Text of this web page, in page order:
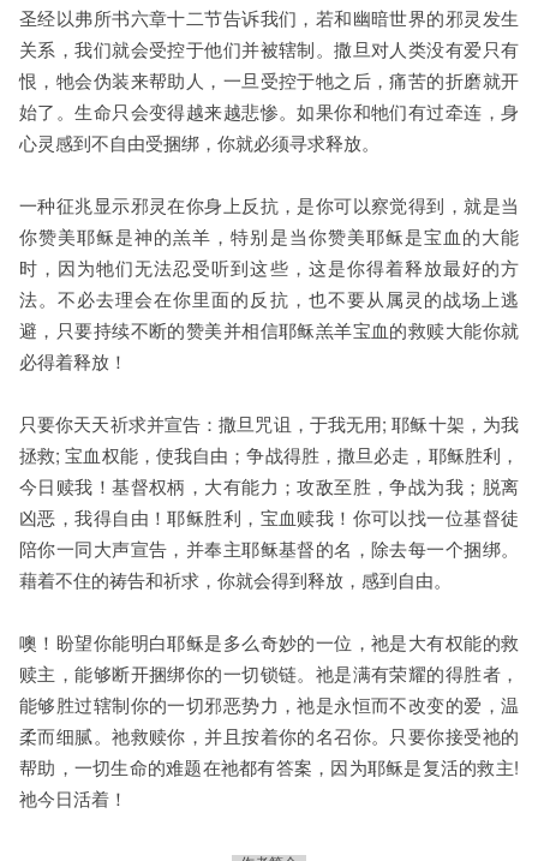
圣经以弗所书六章十二节告诉我们，若和幽暗世界的邪灵发生
关系，我们就会受控于他们并被辖制。撒旦对人类没有爱只有
恨，牠会伪装来帮助人，一旦受控于牠之后，痛苦的折磨就开
始了。生命只会变得越来越悲惨。如果你和牠们有过牵连，身
心灵感到不自由受捆绑，你就必须寻求释放。
一种征兆显示邪灵在你身上反抗，是你可以察觉得到，就是当
你赞美耶稣是神的羔羊，特别是当你赞美耶稣是宝血的大能
时，因为牠们无法忍受听到这些，这是你得着释放最好的方
法。不必去理会在你里面的反抗，也不要从属灵的战场上逃
避，只要持续不断的赞美并相信耶稣羔羊宝血的救赎大能你就
必得着释放！
只要你天天祈求并宣告：撒旦咒诅，于我无用;耶稣十架，为我
拯救;宝血权能，使我自由；争战得胜，撒旦必走，耶稣胜利，
今日赎我！基督权柄，大有能力；攻敌至胜，争战为我；脱离
凶恶，我得自由！耶稣胜利，宝血赎我！ 你可以找一位基督徒
陪你一同大声宣告，并奉主耶稣基督的名，除去每一个捆绑。
藉着不住的祷告和祈求，你就会得到释放，感到自由。
噢！盼望你能明白耶稣是多么奇妙的一位，祂是大有权能的救
赎主，能够断开捆绑你的一切锁链。祂是满有荣耀的得胜者，
能够胜过辖制你的一切邪恶势力，祂是永恒而不改变的爱，温
柔而细腻。祂救赎你，并且按着你的名召你。只要你接受祂的
帮助，一切生命的难题在祂都有答案，因为耶稣是复活的救主!
祂今日活着！